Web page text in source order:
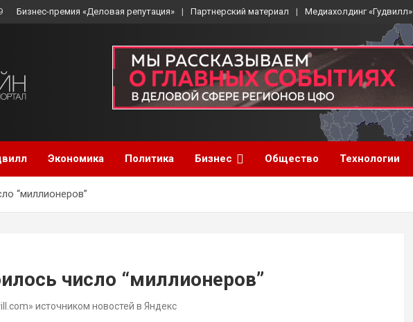
Бизнес-премия «Деловая репутация» Партнерский материал Медиахолдинг «Гудвилл»
Экономика Политика Бизнес Общество Технологии
“миллионеров”
число “миллионеров”
источником новостей в Яндекс